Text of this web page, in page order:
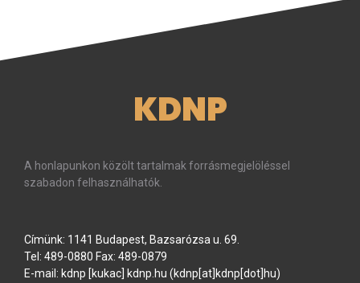
KDNP
A honlapunkon közölt tartalmak forrásmegjelöléssel
szabadon felhasználhatók.
Címünk: 1141 Budapest, Bazsarózsa u. 69.
Tel: 489-0880 Fax: 489-0879
E-mail: kdnp [kukac] kdnp.hu (kdnp[at]kdnp[dot]hu)